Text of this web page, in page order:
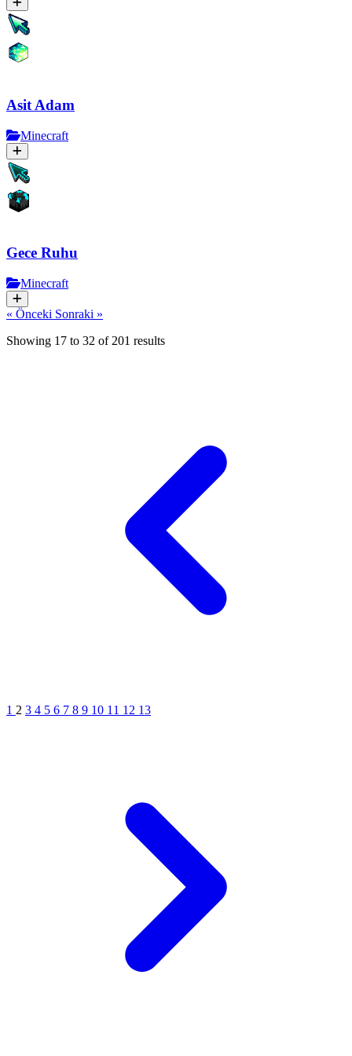
Asit Adam
Minecraft
Gece Ruhu
Minecraft
« Önceki Sonraki »
Showing 17 to 32 of 201 results
1 2 3 4 5 6 7 8 9 10 11 12 13